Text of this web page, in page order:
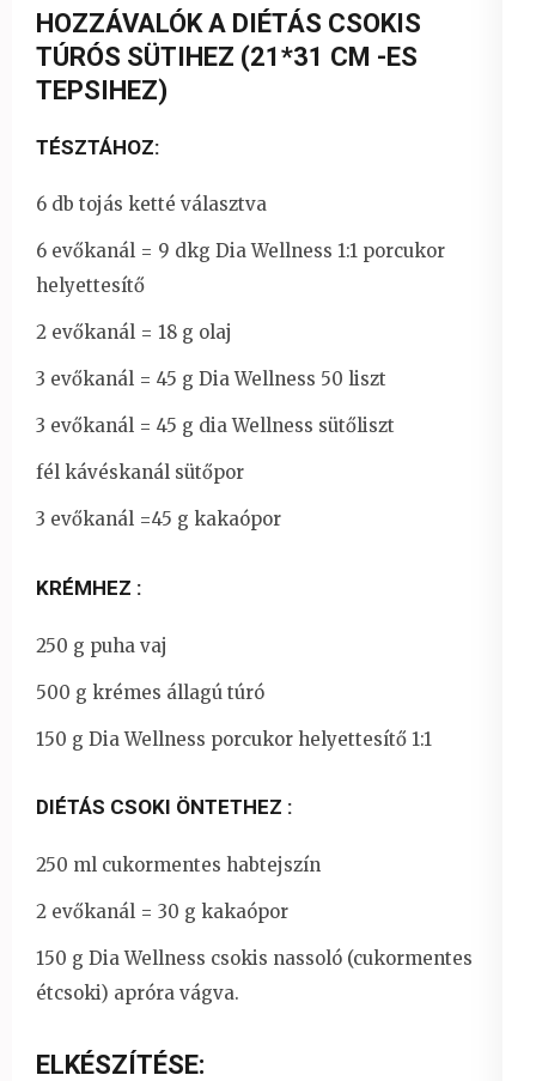
HOZZÁVALÓK A DIÉTÁS CSOKIS
TÚRÓS SÜTIHEZ (21*31 CM -ES
TEPSIHEZ)
TÉSZTÁHOZ:
6 db tojás ketté választva
6 evőkanál = 9 dkg Dia Wellness 1:1 porcukor
helyettesítő
2 evőkanál = 18 g olaj
3 evőkanál = 45 g Dia Wellness 50 liszt
3 evőkanál = 45 g dia Wellness sütőliszt
fél kávéskanál sütőpor
3 evőkanál =45 g kakaópor
KRÉMHEZ :
250 g puha vaj
500 g krémes állagú túró
150 g Dia Wellness porcukor helyettesítő 1:1
DIÉTÁS CSOKI ÖNTETHEZ :
250 ml cukormentes habtejszín
2 evőkanál = 30 g kakaópor
150 g Dia Wellness csokis nassoló (cukormentes
étcsoki) apróra vágva.
ELKÉSZÍTÉSE: